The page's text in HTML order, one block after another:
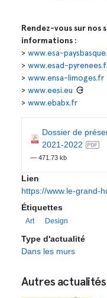
Rendez-vous sur nos
informations :
> www.esa-
> www.esad-
> www.ensa-limoges.fr
> www.eesi.eu
> www.ebabx.fr
Dossier de
2021-2022
— 471.73 kb
Lien
https://www.le-grand-
Étiquettes
Art Design
Type d'actualité
Dans les murs
Autres actualités